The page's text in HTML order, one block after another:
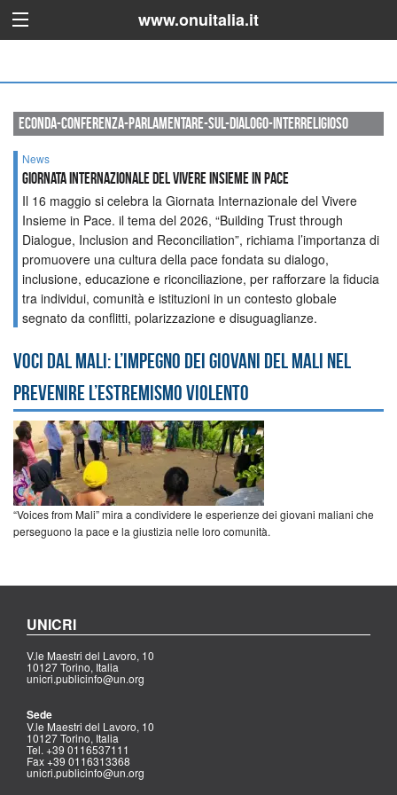
www.onuitalia.it
econda-conferenza-parlamentare-sul-dialogo-interreligioso
News
GIORNATA INTERNAZIONALE DEL VIVERE INSIEME IN PACE
Il 16 maggio si celebra la Giornata Internazionale del Vivere
Insieme in Pace. il tema del 2026, “Building Trust through
Dialogue, Inclusion and Reconciliation”, richiama l’importanza di
promuovere una cultura della pace fondata su dialogo,
inclusione, educazione e riconciliazione, per rafforzare la fiducia
tra individui, comunità e istituzioni in un contesto globale
segnato da conflitti, polarizzazione e disuguaglianze.
Voci dal Mali: l’impegno dei giovani del Mali nel
prevenire l’estremismo violento
“Voices from Mali” mira a condividere le esperienze dei giovani maliani che
perseguono la pace e la giustizia nelle loro comunità.
UNICRI
V.le Maestri del Lavoro, 10
10127 Torino, Italia
unicri.publicinfo@un.org
Sede
V.le Maestri del Lavoro, 10
10127 Torino, Italia
Tel. +39 0116537111
Fax +39 0116313368
unicri.publicinfo@un.org